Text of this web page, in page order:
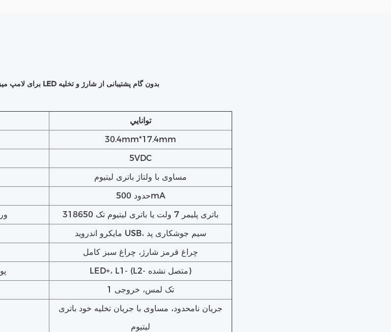
PCBA برای لامپ میز کنترل لمسی با سه چراغ LED بدون گام پشتیبانی از شارژ و تخلیه
توانايي
30.4mm*17.4mm
5VDC
مساوی با ولتاژ باتری لیتیوم
حدود 500mA
3باتری پلیمر 7 ولت یا باتری لیتیوم تک 18650
مایکرو اندروید USB، سیم جوشکاری پد
چراغ قرمز شارژ، چراغ سبز کامل
LED+، L1- (L2- متصل نشده)
تک لمس، خروجی 1
جریان نامحدود، مساوی با جریان تخلیه خود باتری
لیتیوم